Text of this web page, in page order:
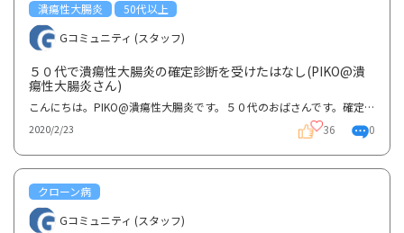
潰瘍性大腸炎
50代以上
Gコミュニティ (スタッフ)
５０代で潰瘍性大腸炎の確定診断を受けたはなし(PIKO@潰
瘍性大腸炎さん)
こんにちは。PIKO@潰瘍性大腸炎です。５０代のおばさんです。確定診断を受けたのは1年８ヶ月前のことで...
2020/2/23 36 0
クローン病
Gコミュニティ (スタッフ)